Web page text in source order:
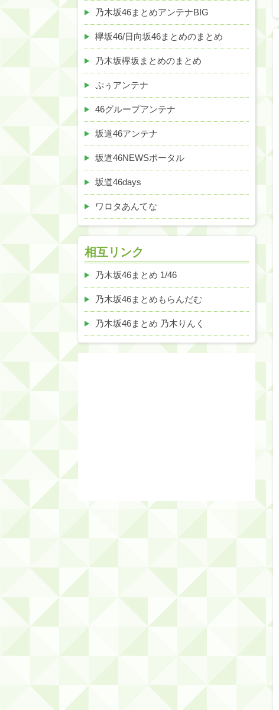
乃木坂46まとめアンテナBIG
欅坂46/日向坂46まとめのまとめ
乃木坂欅坂まとめのまとめ
ぷぅアンテナ
46グループアンテナ
坂道46アンテナ
坂道46NEWSポータル
坂道46days
ワロタあんてな
相互リンク
乃木坂46まとめ 1/46
乃木坂46まとめもらんだむ
乃木坂46まとめ 乃木りんく